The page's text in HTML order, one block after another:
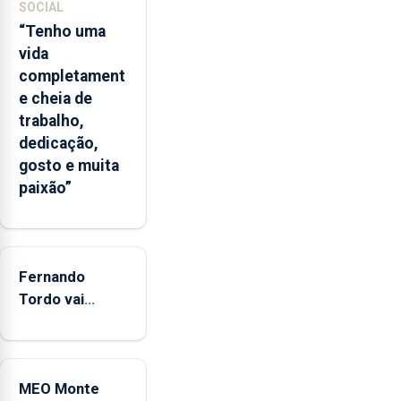
das
Flores
apresenta
um
“decréscimo
significativo”
da
CPUE
entre
2022
SOCIAL
“Tenho uma
vida
completament
e cheia de
trabalho,
dedicação,
gosto e muita
paixão”
Fernando
Tordo vai
anos de
Coliseu
MEO Monte